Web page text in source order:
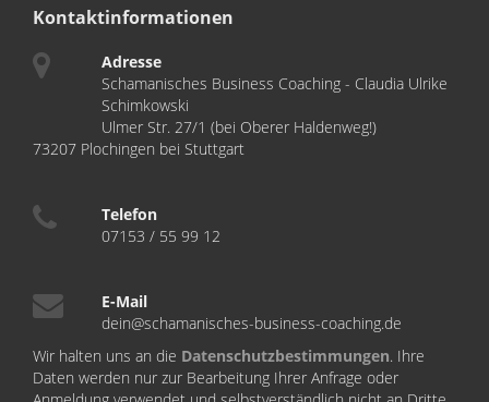
Kontaktinformationen
Adresse
Schamanisches Business Coaching - Claudia Ulrike
Schimkowski
Ulmer Str. 27/1 (bei Oberer Haldenweg!)
73207 Plochingen bei Stuttgart
Telefon
07153 / 55 99 12
E-Mail
dein@schamanisches-business-coaching.de
Wir halten uns an die Datenschutzbestimmungen. Ihre
Daten werden nur zur Bearbeitung Ihrer Anfrage oder